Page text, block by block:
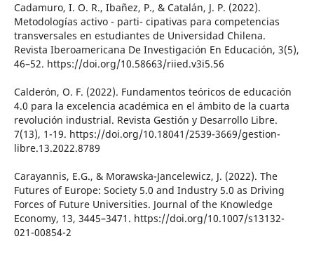
Cadamuro, I. O. R., Ibañez, P., & Catalán, J. P. (2022).
Metodologías activo - parti- cipativas para competencias
transversales en estudiantes de Universidad Chilena.
Revista Iberoamericana De Investigación En Educación, 3(5),
46–52. https://doi.org/10.58663/riied.v3i5.56
Calderón, O. F. (2022). Fundamentos teóricos de educación
4.0 para la excelencia académica en el ámbito de la cuarta
revolución industrial. Revista Gestión y Desarrollo Libre.
7(13), 1-19. https://doi.org/10.18041/2539-3669/gestion-
libre.13.2022.8789
Carayannis, E.G., & Morawska-Jancelewicz, J. (2022). The
Futures of Europe: Society 5.0 and Industry 5.0 as Driving
Forces of Future Universities. Journal of the Knowledge
Economy, 13, 3445–3471. https://doi.org/10.1007/s13132-
021-00854-2